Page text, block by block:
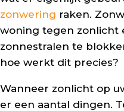
zonwering raken.
woning tegen zonlicht
zonnestralen te
hoe werkt dit precies?
Wanneer zonlicht op
er een aantal dingen.